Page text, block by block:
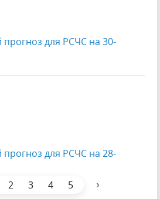
для РСЧС на 30-
для РСЧС на 28-
2 3 4 5 ›